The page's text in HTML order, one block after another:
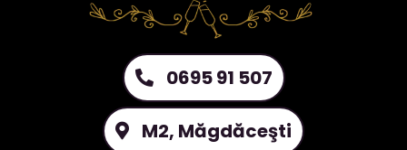
0695 91 507
M2, Măgdăceşti